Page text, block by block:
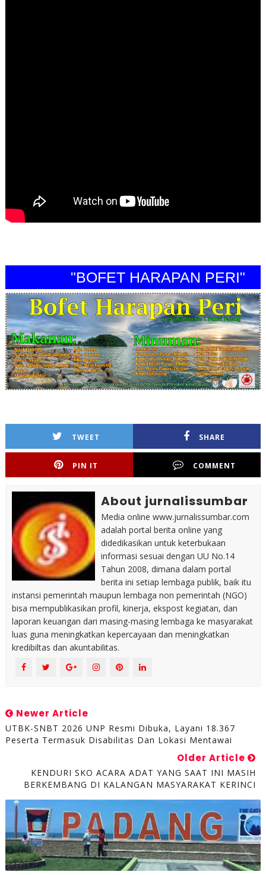
"BOFET HARAPAN PERI"
TWEET SHARE
PIN IT COMMENT
About jurnalissumbar
Media online www.jurnalissumbar.com
adalah portal berita online yang
didedikasikan untuk keterbukaan
informasi sesuai dengan UU No.14
Tahun 2008, dimana dalam portal
berita ini setiap lembaga publik, baik itu
instansi pemerintah maupun lembaga non pemerintah (NGO)
bisa mempublikasikan profil, kinerja, ekspost kegiatan, dan
laporan keuangan dari masing-masing lembaga ke masyarakat
luas guna meningkatkan kepercayaan dan meningkatkan
kredibiltas dan akuntabilitas.
Newer Article
UTBK-SNBT 2026 UNP Resmi Dibuka, Layani 18.367
Peserta Termasuk Disabilitas Dan Lokasi Mentawai
Older Article
KENDURI SKO ACARA ADAT YANG SAAT INI MASIH
BERKEMBANG DI KALANGAN MASYARAKAT KERINCI